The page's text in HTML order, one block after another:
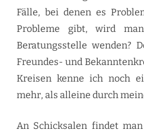
Fälle, bei denen es
Probleme gibt, wird
Beratungsstelle wenden?
Freundes- und
Kreisen kenne ich noch
mehr, als alleine durch
An Schicksalen findet